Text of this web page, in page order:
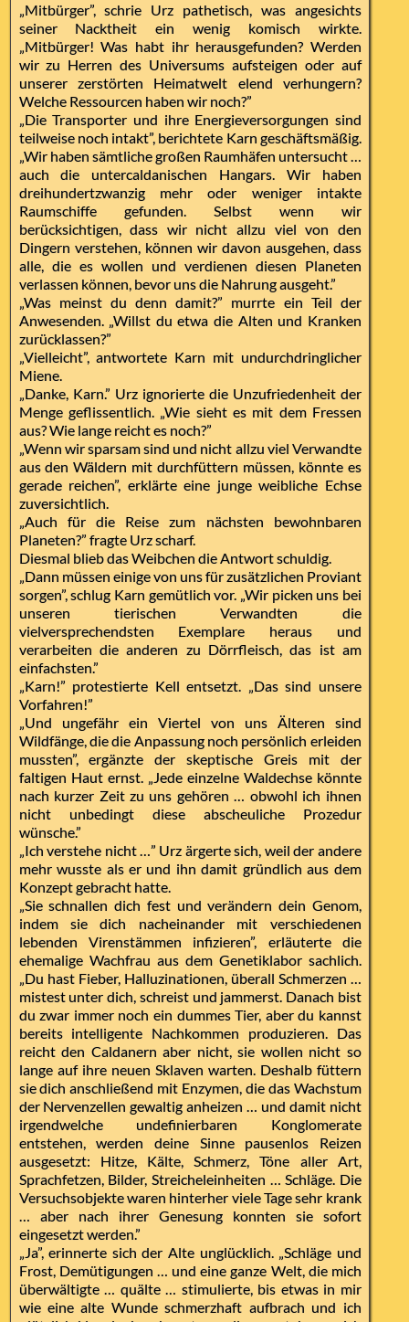
„Mitbürger”, schrie Urz pathetisch, was angesichts
seiner Nacktheit ein wenig komisch wirkte.
„Mitbürger! Was habt ihr herausgefunden? Werden
wir zu Herren des Universums aufsteigen oder auf
unserer zerstörten Heimatwelt elend verhungern?
Welche Ressourcen haben wir noch?”
„Die Transporter und ihre Energieversorgungen sind
teilweise noch intakt”, berichtete Karn geschäftsmäßig.
„Wir haben sämtliche großen Raumhäfen untersucht …
auch die untercaldanischen Hangars. Wir haben
dreihundertzwanzig mehr oder weniger intakte
Raumschiffe gefunden. Selbst wenn wir
berücksichtigen, dass wir nicht allzu viel von den
Dingern verstehen, können wir davon ausgehen, dass
alle, die es wollen und verdienen diesen Planeten
verlassen können, bevor uns die Nahrung ausgeht.”
„Was meinst du denn damit?” murrte ein Teil der
Anwesenden. „Willst du etwa die Alten und Kranken
zurücklassen?”
„Vielleicht”, antwortete Karn mit undurchdringlicher
Miene.
„Danke, Karn.” Urz ignorierte die Unzufriedenheit der
Menge geflissentlich. „Wie sieht es mit dem Fressen
aus? Wie lange reicht es noch?”
„Wenn wir sparsam sind und nicht allzu viel Verwandte
aus den Wäldern mit durchfüttern müssen, könnte es
gerade reichen”, erklärte eine junge weibliche Echse
zuversichtlich.
„Auch für die Reise zum nächsten bewohnbaren
Planeten?” fragte Urz scharf.
Diesmal blieb das Weibchen die Antwort schuldig.
„Dann müssen einige von uns für zusätzlichen Proviant
sorgen”, schlug Karn gemütlich vor. „Wir picken uns bei
unseren tierischen Verwandten die
vielversprechendsten Exemplare heraus und
verarbeiten die anderen zu Dörrfleisch, das ist am
einfachsten.”
„Karn!” protestierte Kell entsetzt. „Das sind unsere
Vorfahren!”
„Und ungefähr ein Viertel von uns Älteren sind
Wildfänge, die die Anpassung noch persönlich erleiden
mussten”, ergänzte der skeptische Greis mit der
faltigen Haut ernst. „Jede einzelne Waldechse könnte
nach kurzer Zeit zu uns gehören … obwohl ich ihnen
nicht unbedingt diese abscheuliche Prozedur
wünsche.”
„Ich verstehe nicht …” Urz ärgerte sich, weil der andere
mehr wusste als er und ihn damit gründlich aus dem
Konzept gebracht hatte.
„Sie schnallen dich fest und verändern dein Genom,
indem sie dich nacheinander mit verschiedenen
lebenden Virenstämmen infizieren”, erläuterte die
ehemalige Wachfrau aus dem Genetiklabor sachlich.
„Du hast Fieber, Halluzinationen, überall Schmerzen …
mistest unter dich, schreist und jammerst. Danach bist
du zwar immer noch ein dummes Tier, aber du kannst
bereits intelligente Nachkommen produzieren. Das
reicht den Caldanern aber nicht, sie wollen nicht so
lange auf ihre neuen Sklaven warten. Deshalb füttern
sie dich anschließend mit Enzymen, die das Wachstum
der Nervenzellen gewaltig anheizen … und damit nicht
irgendwelche undefinierbaren Konglomerate
entstehen, werden deine Sinne pausenlos Reizen
ausgesetzt: Hitze, Kälte, Schmerz, Töne aller Art,
Sprachfetzen, Bilder, Streicheleinheiten … Schläge. Die
Versuchsobjekte waren hinterher viele Tage sehr krank
… aber nach ihrer Genesung konnten sie sofort
eingesetzt werden.”
„Ja”, erinnerte sich der Alte unglücklich. „Schläge und
Frost, Demütigungen … und eine ganze Welt, die mich
überwältigte … quälte … stimulierte, bis etwas in mir
wie eine alte Wunde schmerzhaft aufbrach und ich